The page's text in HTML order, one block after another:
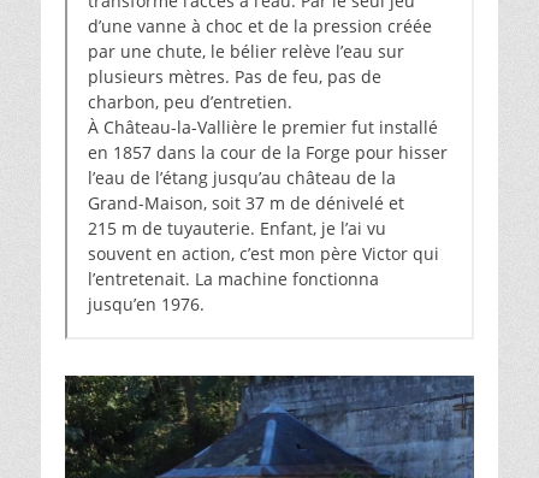
d’une vanne à choc et de la pression créée
par une chute, le bélier relève l’eau sur
plusieurs mètres. Pas de feu, pas de
charbon, peu d’entretien.
À Château-la-Vallière le premier fut installé
en 1857 dans la cour de la Forge pour hisser
l’eau de l’étang jusqu’au château de la
Grand-Maison, soit 37 m de dénivelé et
215 m de tuyauterie. Enfant, je l’ai vu
souvent en action, c’est mon père Victor qui
l’entretenait. La machine fonctionna
jusqu’en 1976.